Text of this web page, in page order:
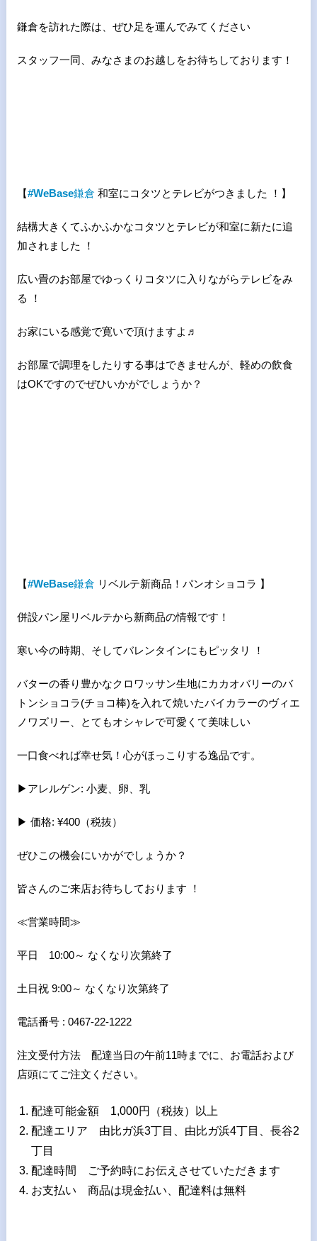
鎌倉を訪れた際は、ぜひ足を運んでみてください
スタッフ一同、みなさまのお越しをお待ちしております！
【#WeBase鎌倉 和室にコタツとテレビがつきました ！】
結構大きくてふかふかなコタツとテレビが和室に新たに追
加されました ！
広い畳のお部屋でゆっくりコタツに入りながらテレビをみ
る ！
お家にいる感覚で寛いで頂けますよ♬
お部屋で調理をしたりする事はできませんが、軽めの飲食
はOKですのでぜひいかがでしょうか？
【#WeBase鎌倉 リベルテ新商品！パンオショコラ 】
併設パン屋リベルテから新商品の情報です！
寒い今の時期、そしてバレンタインにもピッタリ ！
バターの香り豊かなクロワッサン生地にカカオバリーのバ
トンショコラ(チョコ棒)を入れて焼いたバイカラーのヴィエ
ノワズリー、とてもオシャレで可愛くて美味しい
一口食べれば幸せ気！心がほっこりする逸品です。
▶︎アレルゲン: 小麦、卵、乳
▶︎ 価格: ¥400（税抜）
ぜひこの機会にいかがでしょうか？
皆さんのご来店お待ちしております ！
≪営業時間≫
平日 10:00～ なくなり次第終了
土日祝 9:00～ なくなり次第終了
電話番号 : 0467-22-1222
注文受付方法 配達当日の午前11時までに、お電話および
店頭にてご注文ください。
配達可能金額 1,000円（税抜）以上
配達エリア 由比ガ浜3丁目、由比ガ浜4丁目、長谷2
丁目
配達時間 ご予約時にお伝えさせていただきます
お支払い 商品は現金払い、配達料は無料